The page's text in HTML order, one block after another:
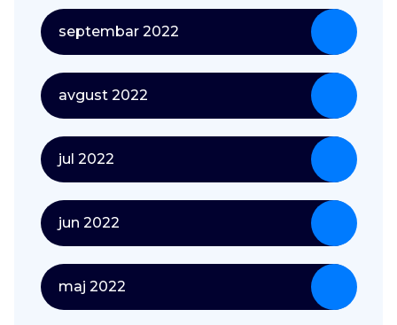
septembar 2022
avgust 2022
jul 2022
jun 2022
maj 2022